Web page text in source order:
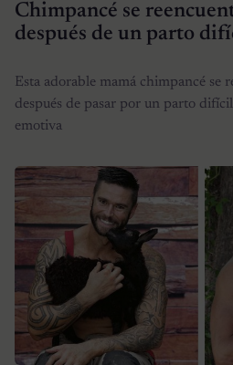
Chimpancé se
después de un parto
Esta adorable mamá chimpancé se
después de pasar por un parto
emotiva